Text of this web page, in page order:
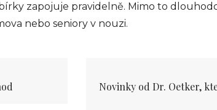
zapojuje pravidelně. Mimo to
nebo seniory v nouzi.
Novinky od Dr. Oetker,